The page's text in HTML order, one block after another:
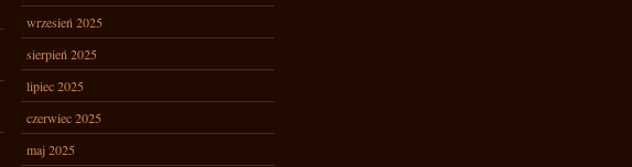
wrzesień 2025
sierpień 2025
lipiec 2025
czerwiec 2025
maj 2025